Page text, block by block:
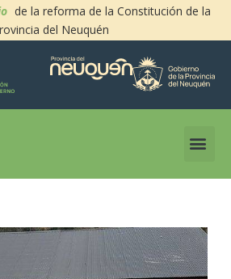
de la reforma de la Constitución de la
del Neuquén